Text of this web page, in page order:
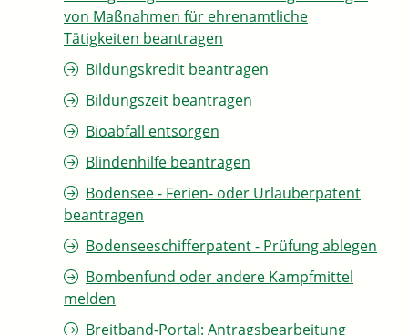
von Maßnahmen für ehrenamtliche
Tätigkeiten beantragen
Bildungskredit beantragen
Bildungszeit beantragen
Bioabfall entsorgen
Blindenhilfe beantragen
Bodensee - Ferien- oder Urlauberpatent
beantragen
Bodenseeschifferpatent - Prüfung ablegen
Bombenfund oder andere Kampfmittel
melden
Breitband-Portal: Antragsbearbeitung